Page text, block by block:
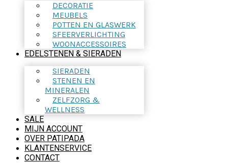
DECORATIE
MEUBELS
POTTEN EN GLASWERK
SFEERVERLICHTING
WOONACCESSOIRES
EDELSTENEN & SIERADEN
SIERADEN
STENEN EN
MINERALEN
ZELFZORG &
WELLNESS
SALE
MIJN ACCOUNT
OVER PATIPADA
KLANTENSERVICE
CONTACT